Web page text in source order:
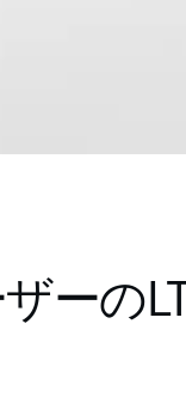
ーの